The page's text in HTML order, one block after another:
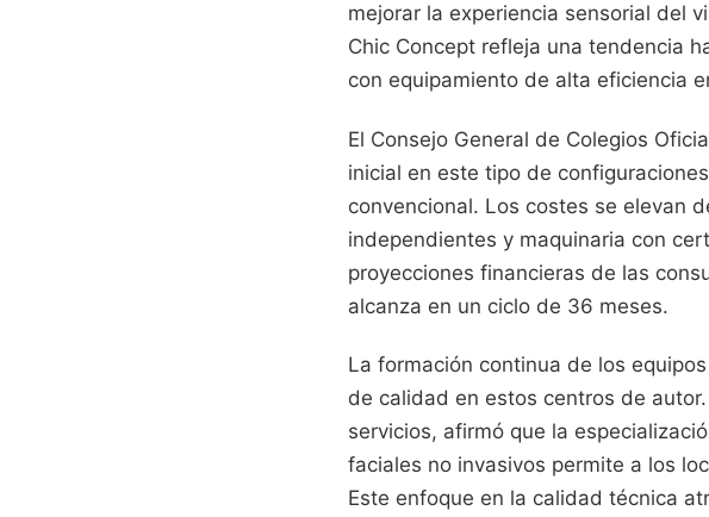
mejorar la experiencia sensorial del
Chic Concept refleja una tendencia
con equipamiento de alta eficiencia
El Consejo General de Colegios
inicial en este tipo de
convencional. Los costes se elevan
independientes y maquinaria con
proyecciones financieras de las
alcanza en un ciclo de 36 meses.
La formación continua de los
de calidad en estos centros de
servicios, afirmó que la
faciales no invasivos permite a los
Este enfoque en la calidad técnica